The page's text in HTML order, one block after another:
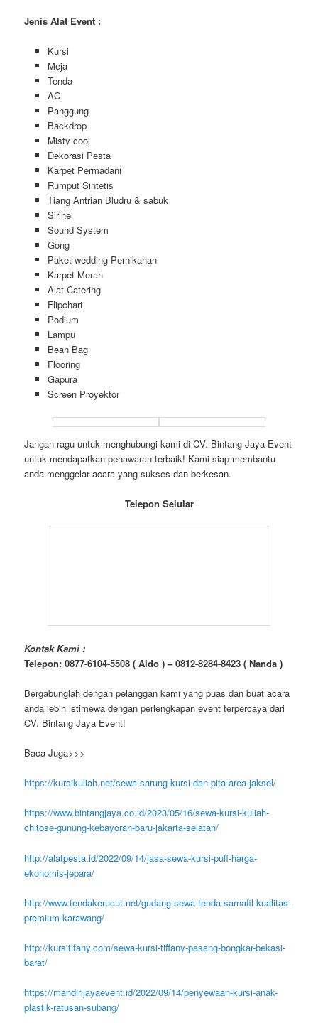
Jenis Alat Event :
Kursi
Meja
Tenda
AC
Panggung
Backdrop
Misty cool
Dekorasi Pesta
Karpet Permadani
Rumput Sintetis
Tiang Antrian Bludru & sabuk
Sirine
Sound System
Gong
Paket wedding Pernikahan
Karpet Merah
Alat Catering
Flipchart
Podium
Lampu
Bean Bag
Flooring
Gapura
Screen Proyektor
Jangan ragu untuk menghubungi kami di CV. Bintang Jaya Event
untuk mendapatkan penawaran terbaik! Kami siap membantu
anda menggelar acara yang sukses dan berkesan.
Telepon Selular
Kontak Kami :
Telepon: 0877-6104-5508 ( Aldo ) – 0812-8284-8423 ( Nanda )
Bergabunglah dengan pelanggan kami yang puas dan buat acara
anda lebih istimewa dengan perlengkapan event terpercaya dari
CV. Bintang Jaya Event!
Baca Juga>>>
https://kursikuliah.net/sewa-sarung-kursi-dan-pita-area-jaksel/
https://www.bintangjaya.co.id/2023/05/16/sewa-kursi-kuliah-
chitose-gunung-kebayoran-baru-jakarta-selatan/
http://alatpesta.id/2022/09/14/jasa-sewa-kursi-puff-harga-
ekonomis-jepara/
http://www.tendakerucut.net/gudang-sewa-tenda-sarnafil-kualitas-
premium-karawang/
http://kursitifany.com/sewa-kursi-tiffany-pasang-bongkar-bekasi-
barat/
https://mandirijayaevent.id/2022/09/14/penyewaan-kursi-anak-
plastik-ratusan-subang/